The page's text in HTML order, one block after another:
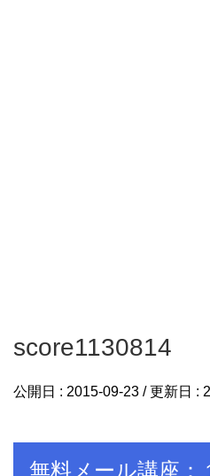
score1130814
公開日 : 2015-09-23 / 更新日 :
無料メール講座：